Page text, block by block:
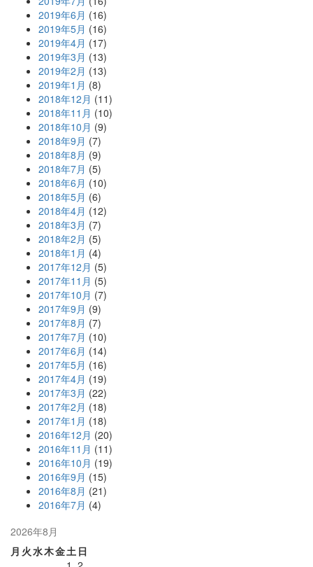
2019年6月 (16)
2019年5月 (16)
2019年4月 (17)
2019年3月 (13)
2019年2月 (13)
2019年1月 (8)
2018年12月 (11)
2018年11月 (10)
2018年10月 (9)
2018年9月 (7)
2018年8月 (9)
2018年7月 (5)
2018年6月 (10)
2018年5月 (6)
2018年4月 (12)
2018年3月 (7)
2018年2月 (5)
2018年1月 (4)
2017年12月 (5)
2017年11月 (5)
2017年10月 (7)
2017年9月 (9)
2017年8月 (7)
2017年7月 (10)
2017年6月 (14)
2017年5月 (16)
2017年4月 (19)
2017年3月 (22)
2017年2月 (18)
2017年1月 (18)
2016年12月 (20)
2016年11月 (11)
2016年10月 (19)
2016年9月 (15)
2016年8月 (21)
2016年7月 (4)
2026年8月
月 火水木金土 日